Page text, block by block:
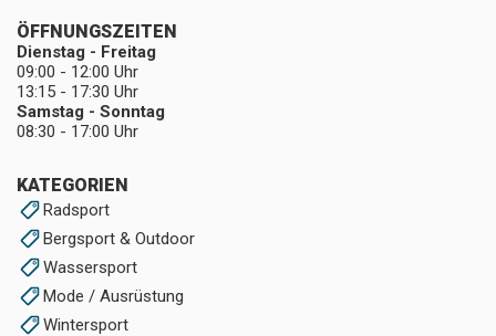
KATEGORIEN
Radsport
Bergsport & Outdoor
Wassersport
Mode / Ausrüstung
Wintersport
ÖFFNUNGSZEITEN
Dienstag - Freitag
09:00 - 12:00 Uhr
13:15 - 17:30 Uhr
Samstag - Sonntag
08:30 - 17:00 Uhr